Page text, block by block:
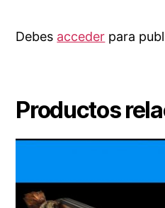
Debes acceder para
Productos